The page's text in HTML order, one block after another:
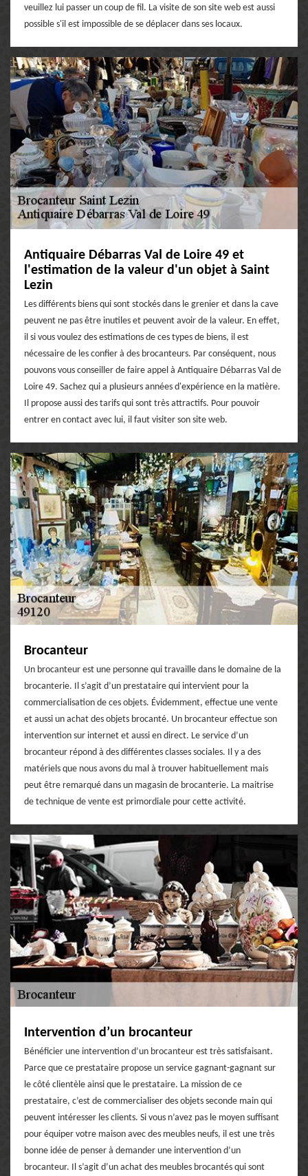
veuillez lui passer un coup de fil. La visite de son site web est aussi
possible s'il est impossible de se déplacer dans ses locaux.
Antiquaire Débarras Val de Loire 49 et
l'estimation de la valeur d'un objet à Saint
Lezin
Les différents biens qui sont stockés dans le grenier et dans la cave
peuvent ne pas être inutiles et peuvent avoir de la valeur. En effet,
il si vous voulez des estimations de ces types de biens, il est
nécessaire de les confier à des brocanteurs. Par conséquent, nous
pouvons vous conseiller de faire appel à Antiquaire Débarras Val de
Loire 49. Sachez qui a plusieurs années d'expérience en la matière.
Il propose aussi des tarifs qui sont très attractifs. Pour pouvoir
entrer en contact avec lui, il faut visiter son site web.
Brocanteur
Un brocanteur est une personne qui travaille dans le domaine de la
brocanterie. Il s’agit d’un prestataire qui intervient pour la
commercialisation de ces objets. Évidemment, effectue une vente
et aussi un achat des objets brocanté. Un brocanteur effectue son
intervention sur internet et aussi en direct. Le service d’un
brocanteur répond à des différentes classes sociales. Il y a des
matériels que nous avons du mal à trouver habituellement mais
peut être remarqué dans un magasin de brocanterie. La maitrise
de technique de vente est primordiale pour cette activité.
Intervention d’un brocanteur
Bénéficier une intervention d’un brocanteur est très satisfaisant.
Parce que ce prestataire propose un service gagnant-gagnant sur
le côté clientèle ainsi que le prestataire. La mission de ce
prestataire, c’est de commercialiser des objets seconde main qui
peuvent intéresser les clients. Si vous n’avez pas le moyen suffisant
pour équiper votre maison avec des meubles neufs, il est une très
bonne idée de penser à demander une intervention d’un
brocanteur. Il s’agit d’un achat des meubles brocantés qui sont